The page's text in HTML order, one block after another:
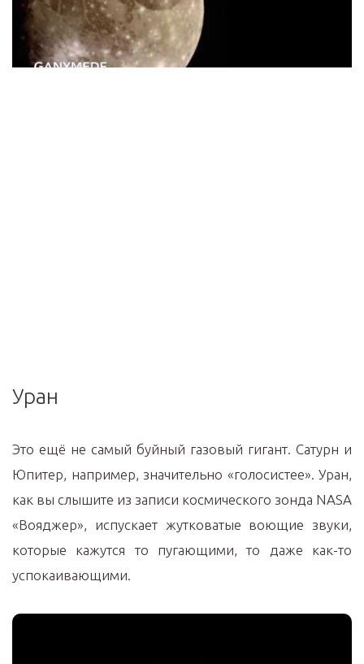
Уран
Это ещё не самый буйный газовый гигант. Сатурн и
Юпитер, например, значительно «голосистее». Уран,
как вы слышите из записи космического зонда NАSА
«Вояджер», испускает жутковатые воющие звуки,
которые кажутся то пугающими, то даже как-то
успокаивающими.